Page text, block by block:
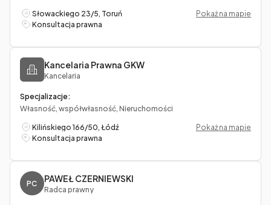
Słowackiego 23/5, Toruń
Pokaż na mapie
Konsultacja prawna
Kancelaria Prawna GKW
Kancelaria
Specjalizacje:
Własność, współwłasność, Nieruchomości
Kilińskiego 166/50, Łódź
Pokaż na mapie
Konsultacja prawna
PC PAWEŁ CZERNIEWSKI
Radca prawny